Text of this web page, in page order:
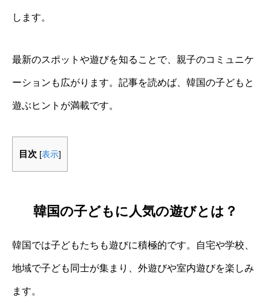
します。
最新のスポットや遊びを知ることで、親子のコミュニケ
ーションも広がります。記事を読めば、韓国の子どもと
遊ぶヒントが満載です。
目次 [表示]
韓国の子どもに人気の遊びとは？
韓国では子どもたちも遊びに積極的です。自宅や学校、
地域で子ども同士が集まり、外遊びや室内遊びを楽しみ
ます。